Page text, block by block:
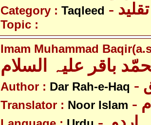
Category : Taqleed - تقلید
Topic :
Imam Muhammad
باقر علیہ السلام
Author : Dar Rah-e-Haq
Translator : Noor Islam